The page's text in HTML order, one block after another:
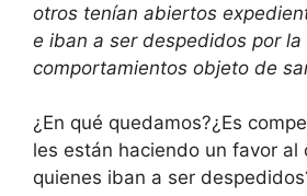
otros tenían abiertos
e iban a ser despedidos por
comportamientos objeto de
¿En qué quedamos?¿Es
les están haciendo un favor al
quienes iban a ser